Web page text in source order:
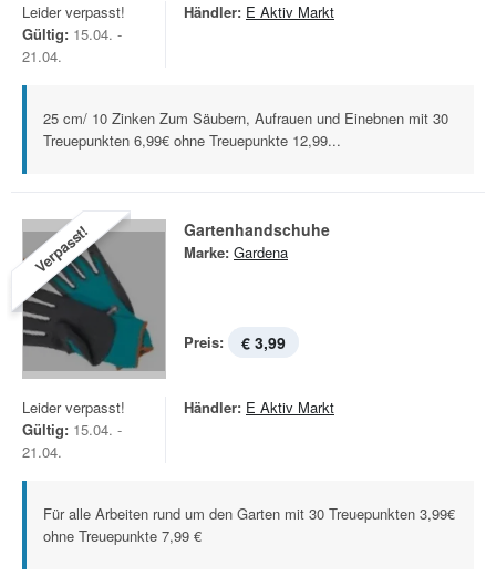
Leider verpasst!
Gültig: 15.04. -
21.04.
Händler: E Aktiv Markt
25 cm/ 10 Zinken Zum Säubern, Aufrauen und Einebnen mit 30
Treuepunkten 6,99€ ohne Treuepunkte 12,99...
Verpasst! Gartenhandschuhe
Marke: Gardena
Preis: € 3,99
Leider verpasst!
Gültig: 15.04. -
21.04.
Händler: E Aktiv Markt
Für alle Arbeiten rund um den Garten mit 30 Treuepunkten 3,99€
ohne Treuepunkte 7,99 €